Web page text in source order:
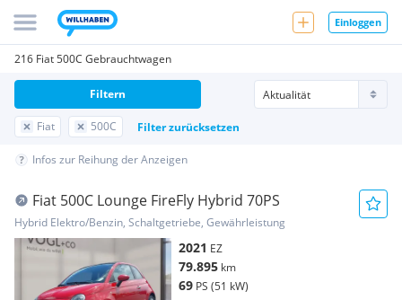
Einloggen
216 Fiat 500C Gebrauchtwagen
Fiat 500C Filter zurücksetzen
Filtern
Infos zur Reihung der Anzeigen
Fiat 500C Lounge FireFly Hybrid 70PS
Hybrid Elektro/Benzin, Schaltgetriebe, Gewährleistung
2021 EZ
79.895 km
69 PS (51 kW)